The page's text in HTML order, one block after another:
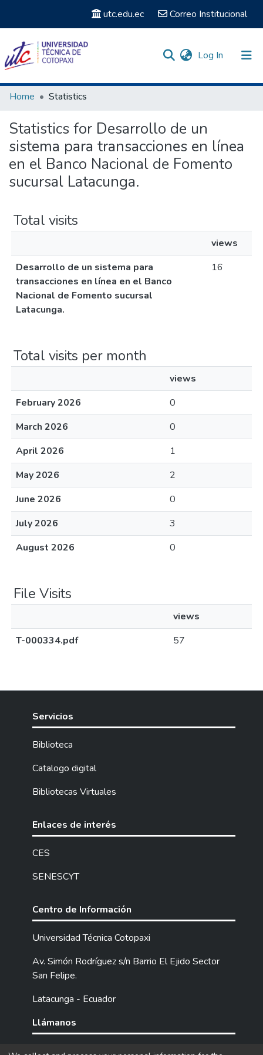
utc.edu.ec Correo Institucional
Log In (current)
Communities & Collections
Home Statistics
Statistics for Desarrollo de un
sistema para transacciones en línea
en el Banco Nacional de Fomento
sucursal Latacunga.
Total visits
views
Desarrollo de un sistema para
transacciones en línea en el Banco
Nacional de Fomento sucursal
Latacunga.
16
Total visits per month
views
February 2026
0
March 2026
0
April 2026
1
May 2026
2
June 2026
0
July 2026
3
August 2026
0
File Visits
views
T-000334.pdf
57
Servicios
Biblioteca
Catalogo digital
Bibliotecas Virtuales
Enlaces de interés
CES
SENESCYT
Centro de Información
Universidad Técnica Cotopaxi
Av. Simón Rodríguez s/n Barrio El Ejido Sector
San Felipe.
Latacunga - Ecuador
Llámanos
Tel: (593) 03 2252205 / 2252307 / 2252346.